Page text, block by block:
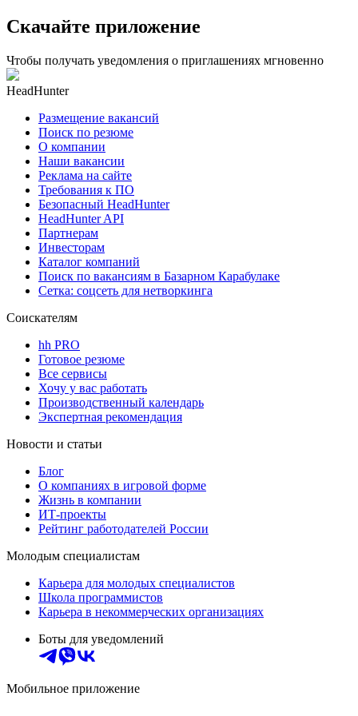
Скачайте приложение
Чтобы получать уведомления о приглашениях мгновенно
HeadHunter
Размещение вакансий
Поиск по резюме
О компании
Наши вакансии
Реклама на сайте
Требования к ПО
Безопасный HeadHunter
HeadHunter API
Партнерам
Инвесторам
Каталог компаний
Поиск по вакансиям в Базарном Карабулаке
Сетка: соцсеть для нетворкинга
Соискателям
hh PRO
Готовое резюме
Все сервисы
Хочу у вас работать
Производственный календарь
Экспертная рекомендация
Новости и статьи
Блог
О компаниях в игровой форме
Жизнь в компании
ИТ-проекты
Рейтинг работодателей России
Молодым специалистам
Карьера для молодых специалистов
Школа программистов
Карьера в некоммерческих организациях
Боты для уведомлений
Мобильное приложение